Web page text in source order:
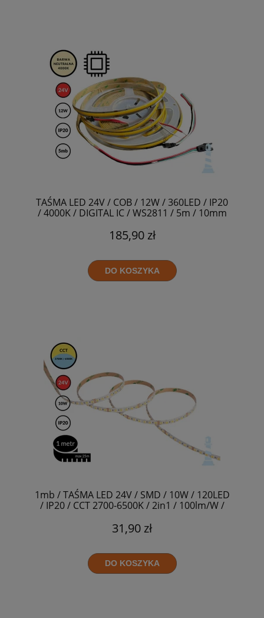
TAŚMA LED 24V / COB / 12W / 360LED / IP20
/ 4000K / DIGITAL IC / WS2811 / 5m / 10mm
185,90 zł
DO KOSZYKA
1mb / TAŚMA LED 24V / SMD / 10W / 120LED
/ IP20 / CCT 2700-6500K / 2in1 / 100lm/W /
31,90 zł
DO KOSZYKA